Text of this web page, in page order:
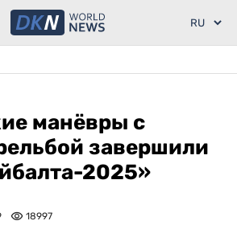
манёвры с
завершили
2025»
18997